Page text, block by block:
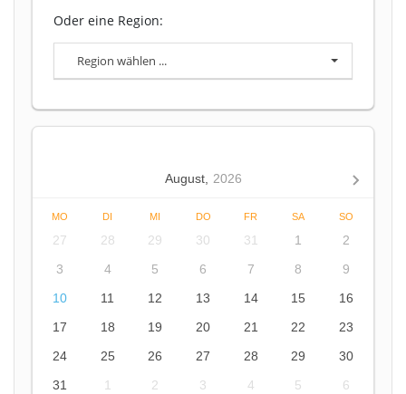
Oder eine Region:
Region wählen ...
August, 2026
MO DI MI DO FR SA SO
27 28 29 30 31 1
2
3
4 5 6 7 8
9
10
11 12 13 14 15
16
17
18 19 20 21 22
23
24
25 26 27 28 29
30
31
1 2 3 4 5 6